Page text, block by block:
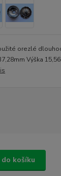
orezlé
Výška
košíku